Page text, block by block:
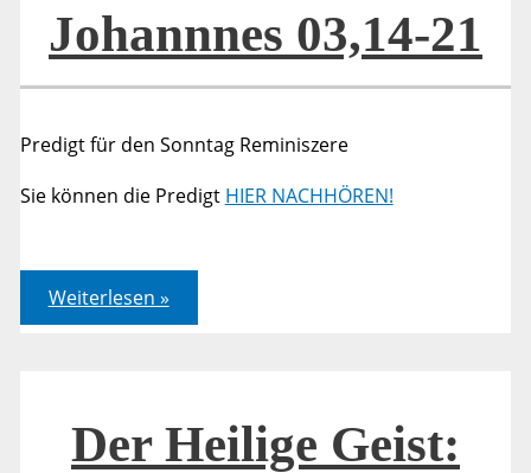
und
das
Gedenken
Johannnes 03,14-21
Predigt für den Sonntag Reminiszere
Sie können die Predigt HIER NACHHÖREN!
Johannnes
03,14-
21
Weiterlesen »
Der Heilige Geist: